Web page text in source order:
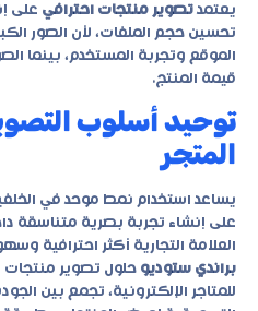
يعتمد تصوير منتجات احترافي على
تحسين حجم الملفات، لأن الصور
الموقع وتجربة المستخدم، بينما
قيمة المنتج.
توحيد أسلوب
المتجر
يساعد استخدام نمط موحد في
على إنشاء تجربة بصرية متناسقة
العلامة التجارية أكثر احترافية
براندي ستوديو حلول تصوير
للمتاجر الإلكترونية، تجمع بين